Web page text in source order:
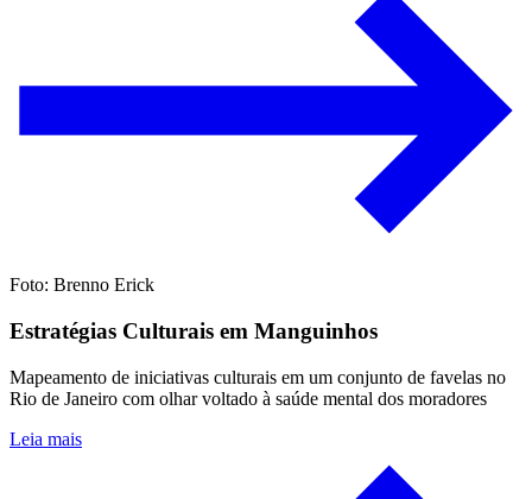
Foto: Brenno Erick
Estratégias Culturais em Manguinhos
Mapeamento de iniciativas culturais em um conjunto de favelas no
Rio de Janeiro com olhar voltado à saúde mental dos moradores
Leia mais